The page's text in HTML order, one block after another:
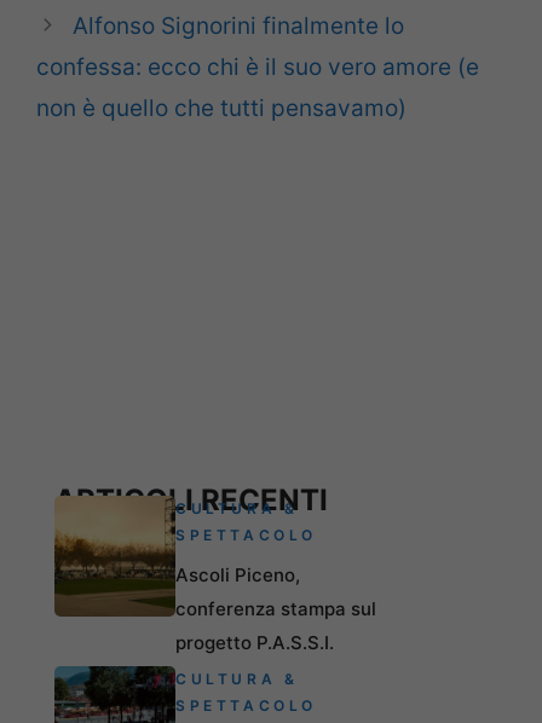
Alfonso Signorini finalmente lo
confessa: ecco chi è il suo vero amore (e
non è quello che tutti pensavamo)
ARTICOLI RECENTI
CULTURA &
SPETTACOLO
Ascoli Piceno,
conferenza stampa sul
progetto P.A.S.S.I.
CULTURA &
SPETTACOLO